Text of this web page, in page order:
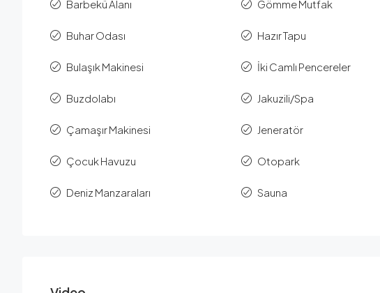
Barbekü Alanı
Buhar Odası
Bulaşık Makinesi
Buzdolabı
Çamaşır Makinesi
Çocuk Havuzu
Deniz Manzaraları
Gömme Mutfak
Hazır Tapu
İki Camlı Pencereler
Jakuzili/Spa
Jeneratör
Otopark
Sauna